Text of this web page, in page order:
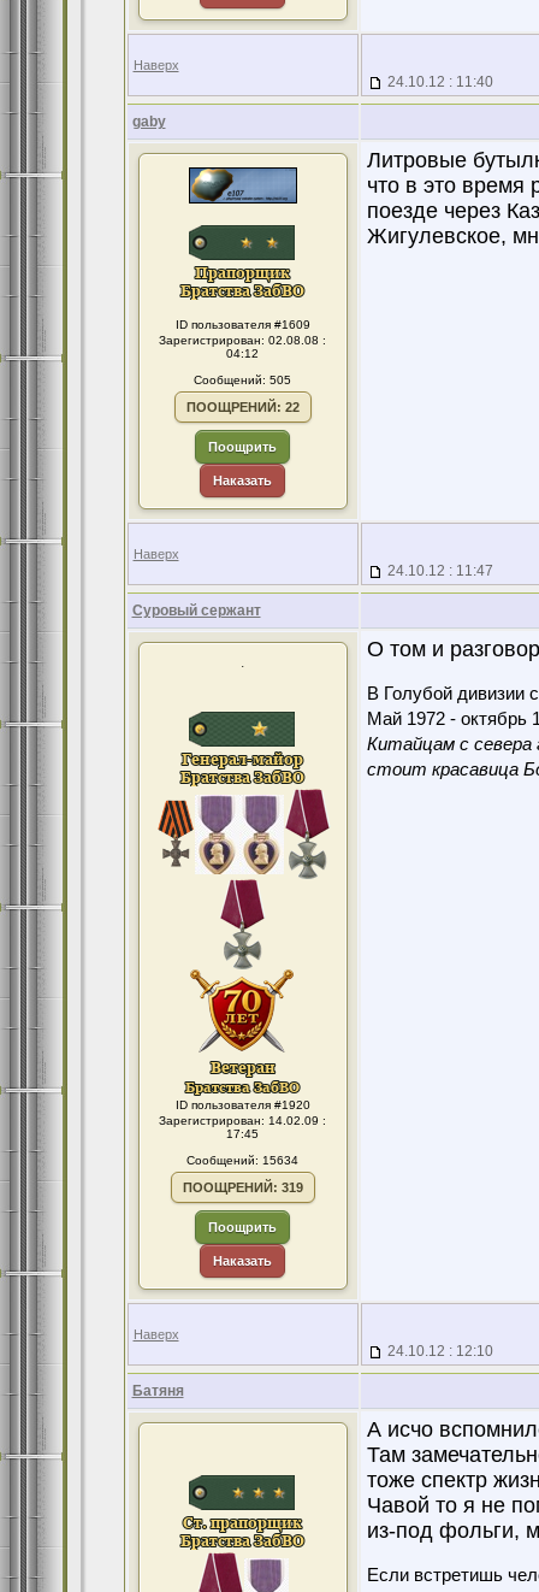
Наверх
24.10.12 : 11:40
gaby
ID пользователя #1609
Зарегистрирован: 02.08.08 :
04:12
Сообщений: 505
ПООЩРЕНИЙ: 22
Поощрить
Наказать
Литровые
что в это время
поезде через
Жигулевское,
Наверх
24.10.12 : 11:47
Суровый сержант
.
ID пользователя #1920
Зарегистрирован: 14.02.09 :
17:45
Сообщений: 15634
ПООЩРЕНИЙ: 319
Поощрить
Наказать
О том и
В Голубой дивизии
Май 1972 - октябрь
Китайцам с севера
стоит красавица
Наверх
24.10.12 : 12:10
Батяня
А исчо
Там
тоже спектр
Чавой то я не
из-под фольги,
Если встретишь